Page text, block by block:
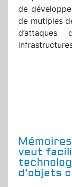
de
de mutiples
veut
d’objets